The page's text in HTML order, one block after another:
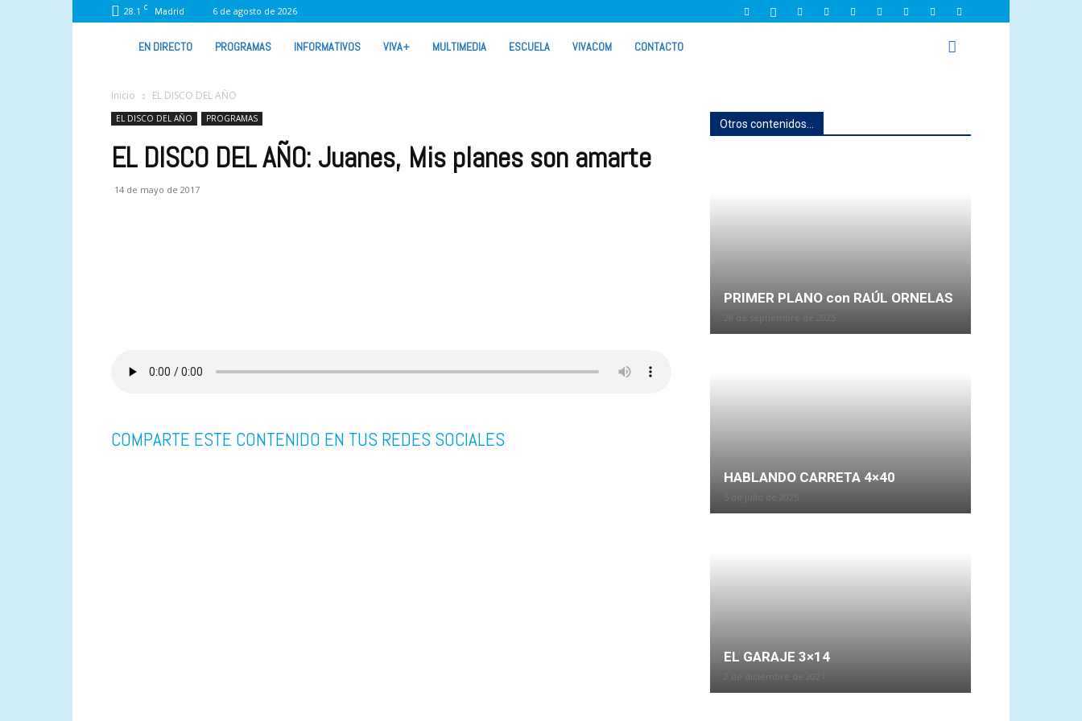
28.1 C Madrid 6 de agosto de 2026
VIVA
RADIO
EN DIRECTO PROGRAMAS INFORMATIVOS VIVA+ MULTIMEDIA ESCUELA VIVACOM CONTACTO
Inicio EL DISCO DEL AÑO
EL DISCO DEL AÑO PROGRAMAS
EL DISCO DEL AÑO: Juanes, Mis planes son amarte
14 de mayo de 2017
COMPARTE ESTE CONTENIDO EN TUS REDES SOCIALES
Otros contenidos...
PRIMER PLANO con RAÚL ORNELAS
HABLANDO CARRETA 4×40
EL GARAJE 3×14